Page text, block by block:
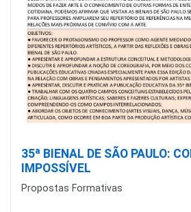
35ª BIENAL DE SÃO PAULO:
IMPOSSÍVEL
Propostas Formativas